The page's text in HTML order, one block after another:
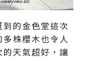
的金色堂這次
株櫻木也令人
天氣超好，讓